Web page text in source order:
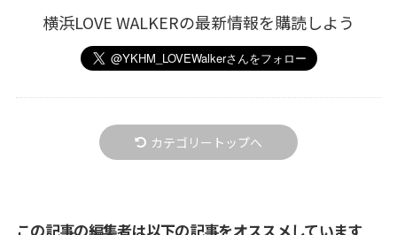
横浜LOVE WALKERの最新情報を購読しよう
カテゴリートップへ
この記事の編集者は以下の記事をオススメしています